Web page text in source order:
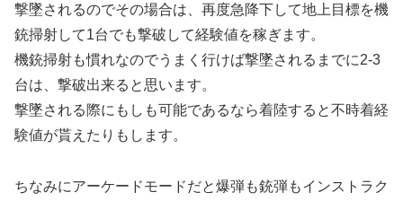
撃墜されるのでその場合は、再度急降下して地上目標を機
銃掃射して1台でも撃破して経験値を稼ぎます。
機銃掃射も慣れなのでうまく行けば撃墜されるまでに2-3
台は、撃破出来ると思います。
撃墜される際にもしも可能であるなら着陸すると不時着経
験値が貰えたりもします。
ちなみにアーケードモードだと爆弾も銃弾もインストラク